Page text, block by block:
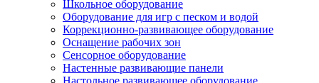
Школьное оборудование
Оборудование для игр с песком и водой
Коррекционно‑развивающее оборудование
Оснащение рабочих зон
Сенсорное оборудование
Настенные развивающие панели
Настольное развивающее оборудование